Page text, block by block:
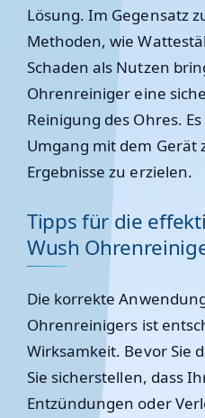
Lösung. Im Gegensatz
Methoden, wie
Schaden als Nutzen
Ohrenreiniger eine
Reinigung des Ohres.
Umgang mit dem Gerät
Ergebnisse zu erzielen.
Tipps für die
Wush
Die korrekte
Ohrenreinigers ist
Wirksamkeit. Bevor Sie
Sie sicherstellen, dass
Entzündungen oder